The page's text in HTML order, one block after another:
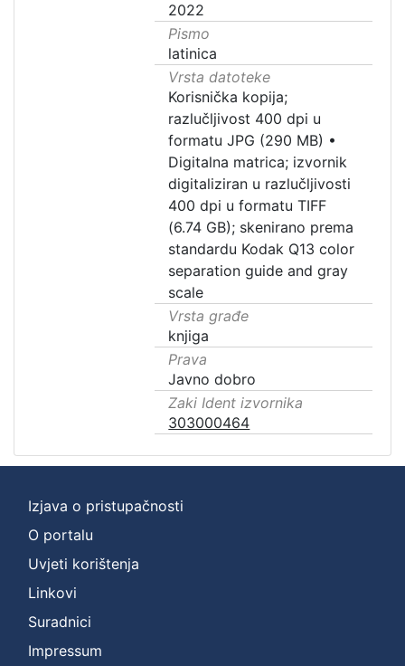
2022
Pismo
latinica
Vrsta datoteke
Korisnička kopija;
razlučljivost 400 dpi u
formatu JPG (290 MB) •
Digitalna matrica; izvornik
digitaliziran u razlučljivosti
400 dpi u formatu TIFF
(6.74 GB); skenirano prema
standardu Kodak Q13 color
separation guide and gray
scale
Vrsta građe
knjiga
Prava
Javno dobro
Zaki Ident izvornika
303000464
Izjava o pristupačnosti
O portalu
Uvjeti korištenja
Linkovi
Suradnici
Impressum